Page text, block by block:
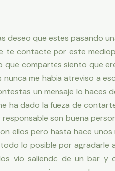
deseo que estes pasando
te contacte por este
que compartes siento que
me habia atreviso a
un mensaje lo haces
ha dado la fueza de
responsable son buena
ellos pero hasta hace
lo posible por
vio saliendo de un bar y